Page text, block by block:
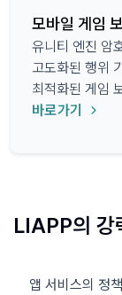
모바일 게임
유니티 엔진 암
고도화된 행위
최적화된 게임
바로가기
LIAPP의 강
앱 서비스의 정